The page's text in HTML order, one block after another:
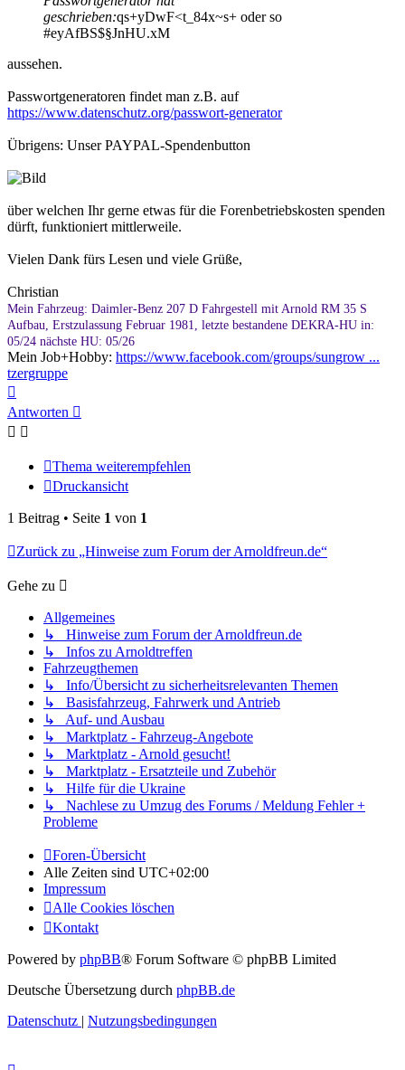
geschrieben:qs+yDwF<t_84x~s+ oder so
#eyAfBS$§JnHU.xM
aussehen.
Passwortgeneratoren findet man z.B. auf
https://www.datenschutz.org/passwort-generator
Übrigens: Unser PAYPAL-Spendenbutton
über welchen Ihr gerne etwas für die Forenbetriebskosten spenden
dürft, funktioniert mittlerweile.
Vielen Dank fürs Lesen und viele Grüße,
Christian
Mein Fahrzeug: Daimler-Benz 207 D Fahrgestell mit Arnold RM 35 S
Aufbau, Erstzulassung Februar 1981, letzte bestandene DEKRA-HU in:
05/24 nächste HU: 05/26
Mein Job+Hobby: https://www.facebook.com/groups/sungrow ...
tzergruppe
oben
Antworten
Thema weiterempfehlen
Druckansicht
1 Beitrag • Seite 1 von 1
Zurück zu „Hinweise zum Forum der Arnoldfreun.de“
Gehe zu
Allgemeines
↳ Hinweise zum Forum der Arnoldfreun.de
↳ Infos zu Arnoldtreffen
Fahrzeugthemen
↳ Info/Übersicht zu sicherheitsrelevanten Themen
↳ Basisfahrzeug, Fahrwerk und Antrieb
↳ Auf- und Ausbau
↳ Marktplatz - Fahrzeug-Angebote
↳ Marktplatz - Arnold gesucht!
↳ Marktplatz - Ersatzteile und Zubehör
↳ Hilfe für die Ukraine
↳ Nachlese zu Umzug des Forums / Meldung Fehler +
Probleme
Foren-Übersicht
Alle Zeiten sind UTC+02:00
Impressum
Alle Cookies löschen
Kontakt
Powered by phpBB® Forum Software © phpBB Limited
Deutsche Übersetzung durch phpBB.de
Datenschutz | Nutzungsbedingungen